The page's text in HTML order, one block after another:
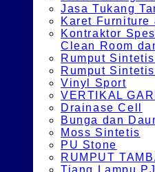
Jasa Tukang
Karet Furniture
Kontraktor
Clean Room
Rumput
Rumput Sintetis
Vinyl Sport
VERTIKAL
Drainase Cell
Bunga dan
Moss Sintetis
PU Stone
RUMPUT
Tiang Lampu